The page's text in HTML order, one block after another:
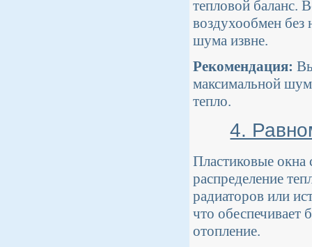
тепловой баланс.
воздухообмен без
шума извне.
Рекомендация:
максимальной
тепло.
4.
Пластиковые окна
распределение
радиаторов или
что обеспечивает
отопление.